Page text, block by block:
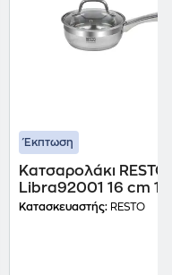
Έκπτωση
Κατσαρολάκι RESTO
Libra92001 16 cm
Inox
Κατασκευαστής: RESTO